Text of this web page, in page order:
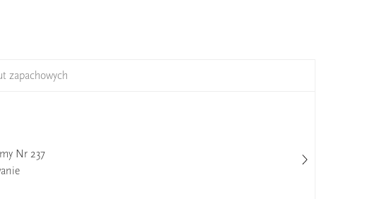
zapachowych
Nr 237